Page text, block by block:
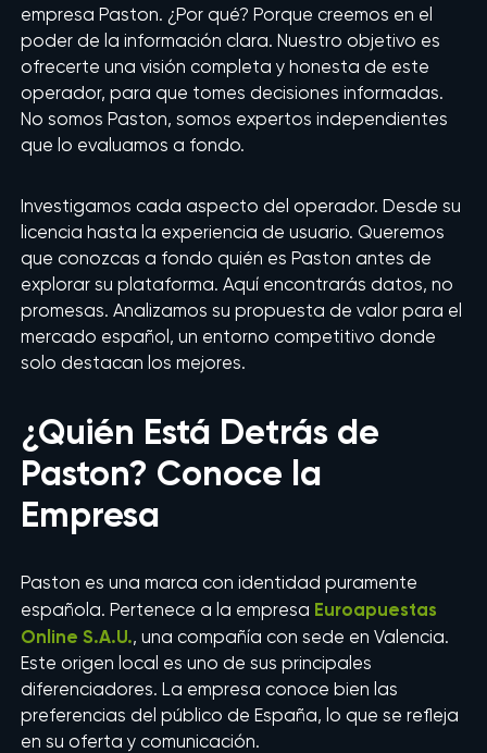
empresa Paston. ¿Por qué? Porque creemos en el
poder de la información clara. Nuestro objetivo es
ofrecerte una visión completa y honesta de este
operador, para que tomes decisiones informadas.
No somos Paston, somos expertos independientes
que lo evaluamos a fondo.
Investigamos cada aspecto del operador. Desde su
licencia hasta la experiencia de usuario. Queremos
que conozcas a fondo quién es Paston antes de
explorar su plataforma. Aquí encontrarás datos, no
promesas. Analizamos su propuesta de valor para el
mercado español, un entorno competitivo donde
solo destacan los mejores.
¿Quién Está Detrás de
Paston? Conoce la
Empresa
Paston es una marca con identidad puramente
española. Pertenece a la empresa Euroapuestas
Online S.A.U., una compañía con sede en Valencia.
Este origen local es uno de sus principales
diferenciadores. La empresa conoce bien las
preferencias del público de España, lo que se refleja
en su oferta y comunicación.